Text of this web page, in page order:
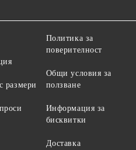
размери
Политика за
поверителност
Общи условия за
ползване
Информация за
бисквитки
Доставка